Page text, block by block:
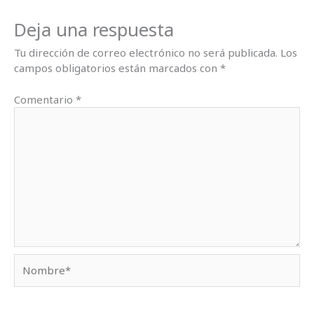
Deja una respuesta
Tu dirección de correo electrónico no será publicada. Los
campos obligatorios están marcados con *
Comentario *